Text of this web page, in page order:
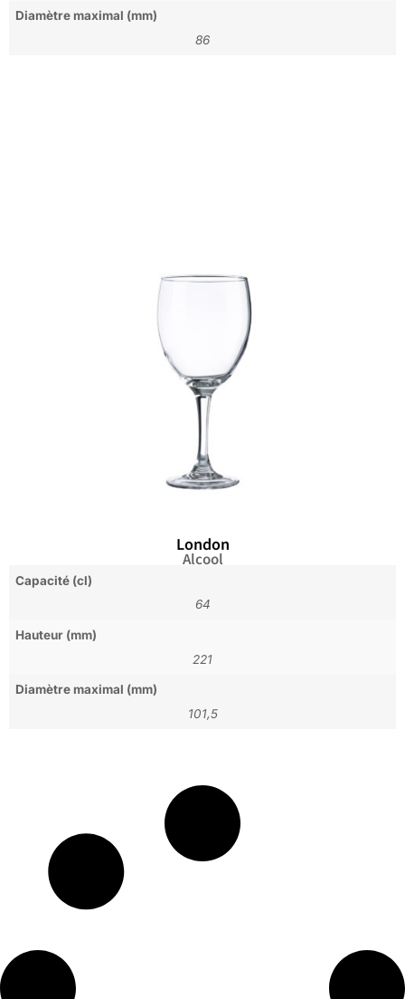
Diamètre maximal (mm)
86
London
Alcool
Capacité (cl)
64
Hauteur (mm)
221
Diamètre maximal (mm)
101,5